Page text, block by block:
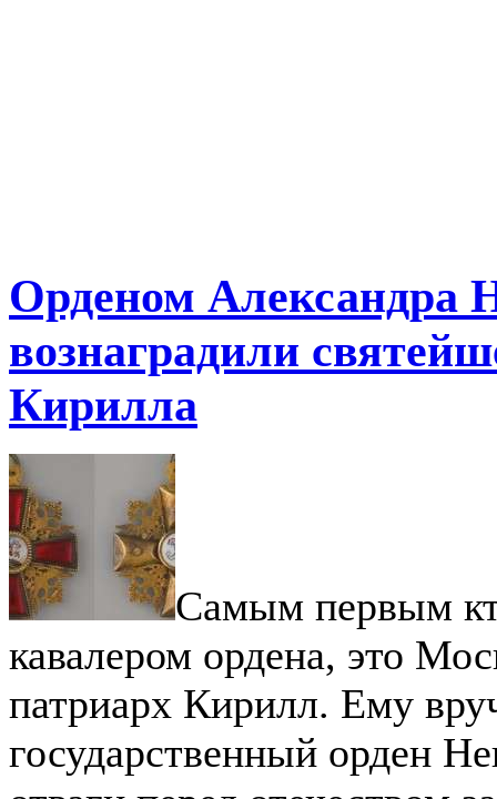
Орденом Александра
вознаградили
Кирилла
Самым первым
кавалером ордена, это
патриарх Кирилл. Ему
государственный орден